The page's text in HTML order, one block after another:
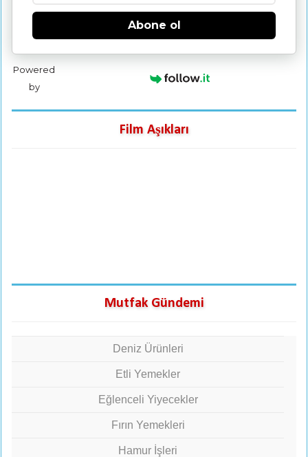
Abone ol
Powered
by
Film Aşıkları
Mutfak Gündemi
Deniz Ürünleri
Etli Yemekler
Eğlenceli Yiyecekler
Fırın Yemekleri
Hamur İşleri